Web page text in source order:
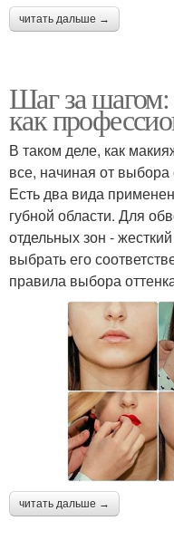
читать дальше →
Шаг за шагом:
как
В таком деле, как
все, начиная от
Есть два вида
губной области. Для
отдельных зон -
выбрать его
правила выбора
читать дальше →